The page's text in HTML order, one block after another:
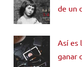
de un
Así es
ganar